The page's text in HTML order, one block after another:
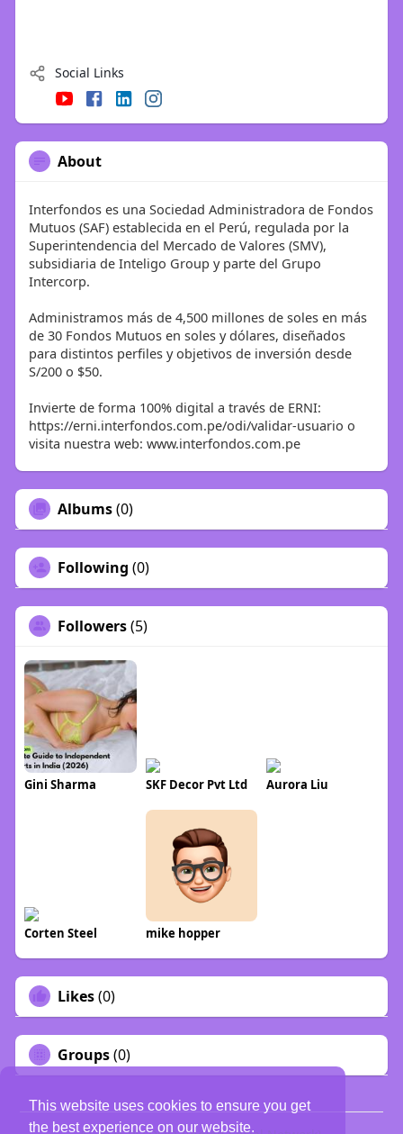
This website uses cookies to ensure you get
the best experience on our website.
Social Links
About
Interfondos es una Sociedad Administradora de Fondos
Mutuos (SAF) establecida en el Perú, regulada por la
Superintendencia del Mercado de Valores (SMV),
subsidiaria de Inteligo Group y parte del Grupo
Intercorp.
Administramos más de 4,500 millones de soles en más
de 30 Fondos Mutuos en soles y dólares, diseñados
para distintos perfiles y objetivos de inversión desde
S/200 o $50.
Invierte de forma 100% digital a través de ERNI:
https://erni.interfondos.com.pe/odi/validar-usuario o
visita nuestra web: www.interfondos.com.pe
Albums(0)
Following (0)
Followers(5)
Gini Sharma SKF Decor Pvt Ltd Aurora Liu
Corten Steel mike hopper
Likes(0)
Groups(0)